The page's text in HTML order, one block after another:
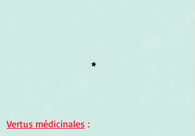
*
Vertus médicinales :